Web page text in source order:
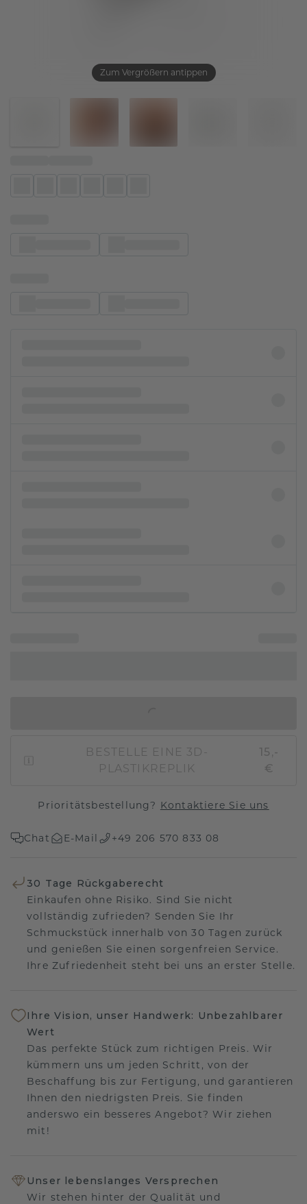
Zum Vergrößern antippen
BESTELLE EINE 3D-
PLASTIKREPLIK
15,-
€
Prioritätsbestellung? Kontaktiere Sie uns
Chat E-Mail +49 206 570 833 08
30 Tage Rückgaberecht
Einkaufen ohne Risiko. Sind Sie nicht
vollständig zufrieden? Senden Sie Ihr
Schmuckstück innerhalb von 30 Tagen zurück
und genießen Sie einen sorgenfreien Service.
Ihre Zufriedenheit steht bei uns an erster Stelle.
Ihre Vision, unser Handwerk: Unbezahlbarer
Wert
Das perfekte Stück zum richtigen Preis. Wir
kümmern uns um jeden Schritt, von der
Beschaffung bis zur Fertigung, und garantieren
Ihnen den niedrigsten Preis. Sie finden
anderswo ein besseres Angebot? Wir ziehen
mit!
Unser lebenslanges Versprechen
Wir stehen hinter der Qualität und